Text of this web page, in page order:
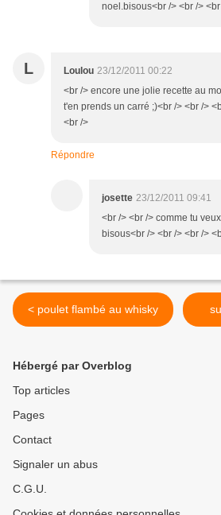
noel.bisous<br /> <br />
L Loulou 23/12/2011 00:22
<br /> encore une jolie recette au
t'en prends un carré ;)<br /> <br />
<br />
Répondre
josette 23/12/2011 09:41
<br /> <br /> comme tu
bisous<br /> <br /> <br />
< poulet flambé au whisky
Hébergé par Overblog
Top articles
Pages
Contact
Signaler un abus
C.G.U.